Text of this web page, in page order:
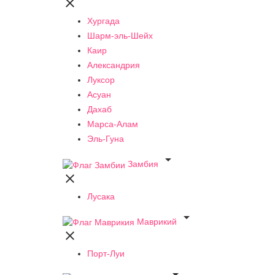

Хургада
Шарм-эль-Шейх
Каир
Александрия
Луксор
Асуан
Дахаб
Марса-Алам
Эль-Гуна
Замбия


Лусака
Маврикий


Порт-Луи